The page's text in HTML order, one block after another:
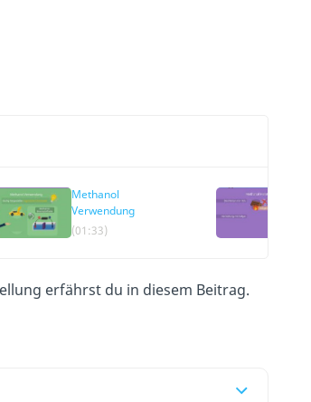
Methanol
Verwendung
(01:33)
erfährst du in diesem Beitrag.